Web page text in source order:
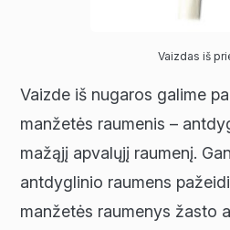
Vaizdas iš
Vaizde iš nugaros galime
manžetės raumenis –
mažąjį apvalųjį raumenį.
antdyglinio raumens
manžetės raumenys žasto